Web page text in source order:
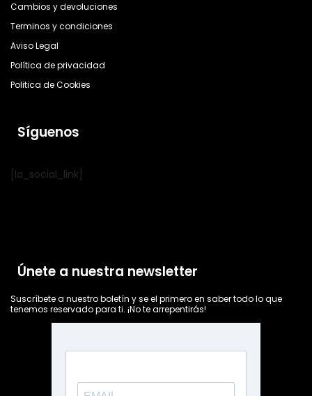
Cambios y devoluciones
Terminos y condiciones
Aviso Legal
Política de privacidad
Politica de Cookies
Síguenos
[la_social_link]
Únete a nuestra newsletter
Suscríbete a nuestro boletín y se el primero en saber todo lo que
tenemos reservado para ti. ¡No te arrepentirás!